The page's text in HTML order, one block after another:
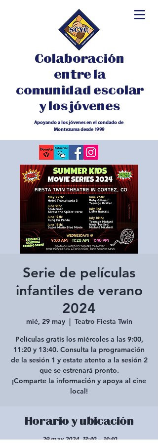
Colaboración
entre la
comunidad escolar
y los jóvenes
Apoyando a los jóvenes en el condado de
Montezuma desde 1999
Serie de películas
infantiles de verano
2024
mié, 29 may
  |
Teatro Fiesta Twin
Películas gratis los miércoles a las 9:00,
11:20 y 13:40. Consulta la programación
de la sesión 1 y estate atento a la sesión 2
que se estrenará pronto.
¡Comparte la información y apoya al cine
local!
Horario y ubicación
29 may 2024, 13:40 – 14:40